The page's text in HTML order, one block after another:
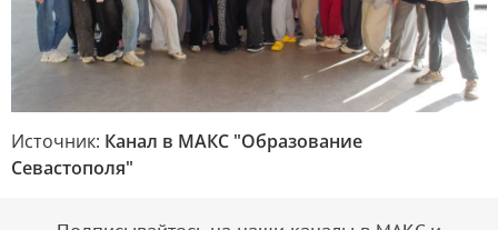
Источник: Канал в МАКС "Образование
Севастополя"